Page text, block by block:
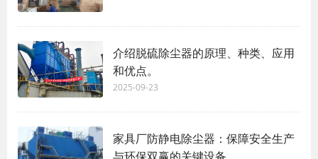
介绍脱硫除尘器的原理、种类、应用
和优点。
2025-09-23
家具厂防静电除尘器：保障安全生产